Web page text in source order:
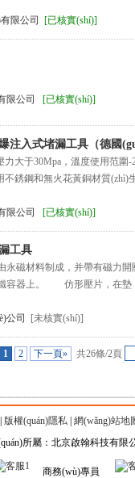
限公司
[已核實(shí)]
限公司
[已核實(shí)]
注入式堵漏工具（德國
大于30Mpa，溫度使用范圍
不銹鋼和無火花黃銅材質(zhì)
限公司
[已核實(shí)]
工具
磁材料制成，并帶有磁力開
鐵容器上。 仿形壓片，在墊
公司
[未核實(shí)]
1 2 下一頁» 共26條/2頁
版權(quán)隱私| 網(wǎng)站地
所屬：北京啟翰科技有限
商務(wù)專員